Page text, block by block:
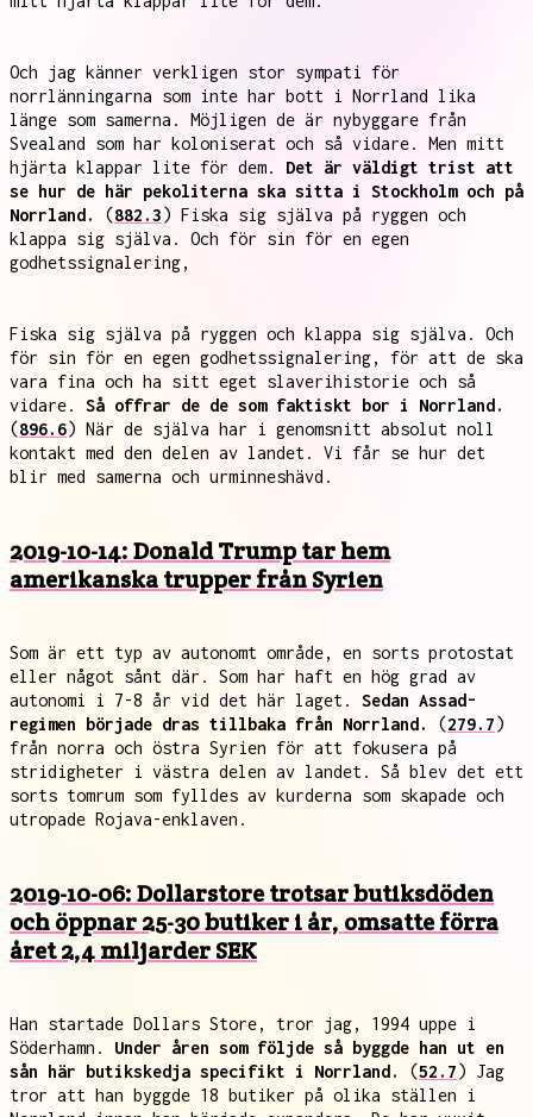
Och jag känner verkligen stor sympati för
norrlänningarna som inte har bott i Norrland lika
länge som samerna. Möjligen de är nybyggare från
Svealand som har koloniserat och så vidare. Men mitt
hjärta klappar lite för dem. Det är väldigt trist att
se hur de här pekoliterna ska sitta i Stockholm och på
Norrland.
(882.3) Fiska sig själva på ryggen och
klappa sig själva. Och för sin för en egen
godhetssignalering,
Fiska sig själva på ryggen och klappa sig själva. Och
för sin för en egen godhetssignalering, för att de ska
vara fina och ha sitt eget slaverihistorie och så
vidare. Så offrar de de som faktiskt bor i Norrland.
(896.6) När de själva har i genomsnitt absolut noll
kontakt med den delen av landet. Vi får se hur det
blir med samerna och urminneshävd.
2019-10-14: Donald Trump tar hem
amerikanska trupper från Syrien
Som är ett typ av autonomt område, en sorts protostat
eller något sånt där. Som har haft en hög grad av
autonomi i 7-8 år vid det här laget. Sedan Assad-
regimen började dras tillbaka från Norrland.
(279.7)
från norra och östra Syrien för att fokusera på
stridigheter i västra delen av landet. Så blev det ett
sorts tomrum som fylldes av kurderna som skapade och
utropade Rojava-enklaven.
2019-10-06: Dollarstore trotsar butiksdöden
och öppnar 25-30 butiker i år, omsatte förra
året 2,4 miljarder SEK
Han startade Dollars Store, tror jag, 1994 uppe i
Söderhamn. Under åren som följde så byggde han ut en
sån här butikskedja specifikt i Norrland.
(52.7) Jag
tror att han byggde 18 butiker på olika ställen i